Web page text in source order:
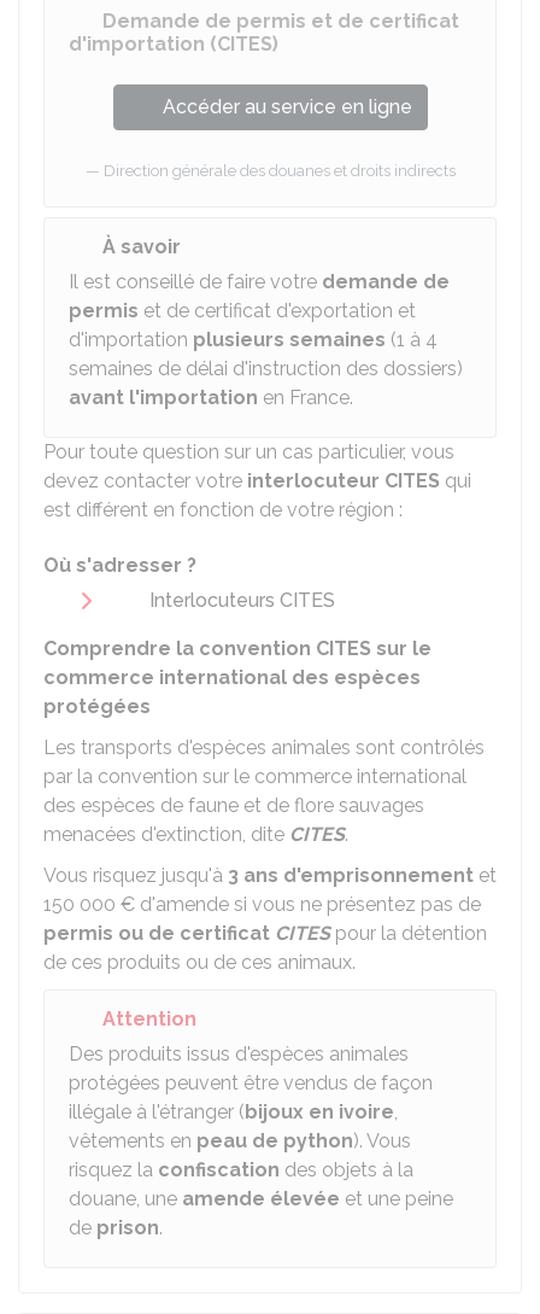
Demande de permis et de certificat
d'importation (CITES)
Accéder au service en ligne
Direction générale des douanes et droits indirects
À savoir
Il est conseillé de faire votre demande de
permis et de certificat d'exportation et
d'importation plusieurs semaines (1 à 4
semaines de délai d'instruction des dossiers)
avant l'importation en France.
Pour toute question sur un cas particulier, vous
devez contacter votre interlocuteur CITES qui
est différent en fonction de votre région :
Où s'adresser ?
Interlocuteurs CITES
Comprendre la convention CITES sur le
commerce international des espèces
protégées
Les transports d'espèces animales sont contrôlés
par la convention sur le commerce international
des espèces de faune et de flore sauvages
menacées d'extinction, dite CITES.
Vous risquez jusqu'à 3 ans d'emprisonnement et
150 000 € d'amende si vous ne présentez pas de
permis ou de certificat CITESpour la détention
de ces produits ou de ces animaux.
Attention
Des produits issus d'espèces animales
protégées peuvent être vendus de façon
illégale à l'étranger (bijoux en ivoire,
vêtements en peau de python). Vous
risquez la confiscation des objets à la
douane, une amende élevée et une peine
de prison.